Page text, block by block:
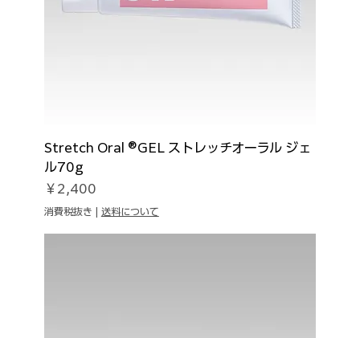
Stretch Oral ®GEL ストレッチオーラル ジェ
ル70g
価格
￥2,400
消費税抜き 送料について